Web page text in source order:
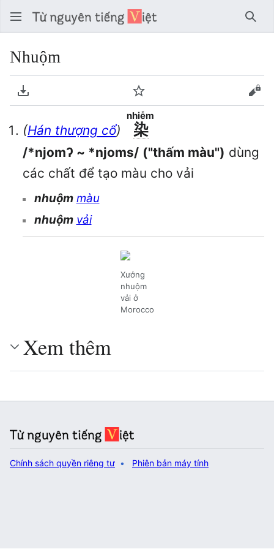
Tìm
Nhuộm
Tải về PDF Theo dõi
(Hán thượng cổ) 染
nhiễm
/*njomʔ ~ *njoms/ ("thấm màu") dùng
các chất để tạo màu cho vải
nhuộm màu
nhuộm vải
Xưởng
nhuộm
vải ở
Morocco
Xem thêm
Chính sách quyền riêng tư Phiên bản máy tính